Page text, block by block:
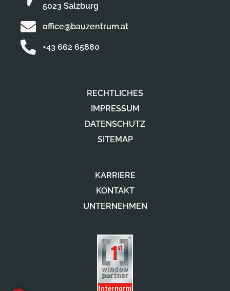
RECHTLICHES
IMPRESSUM
DATENSCHUTZ
SITEMAP
KARRIERE
KONTAKT
UNTERNEHMEN
5023 Salzburg
office@bauzentrum.at
+43 662 65880